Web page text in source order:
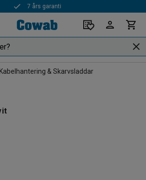
7 års garanti
Snabba leveranser
Kabelhantering & Skarvsladdar